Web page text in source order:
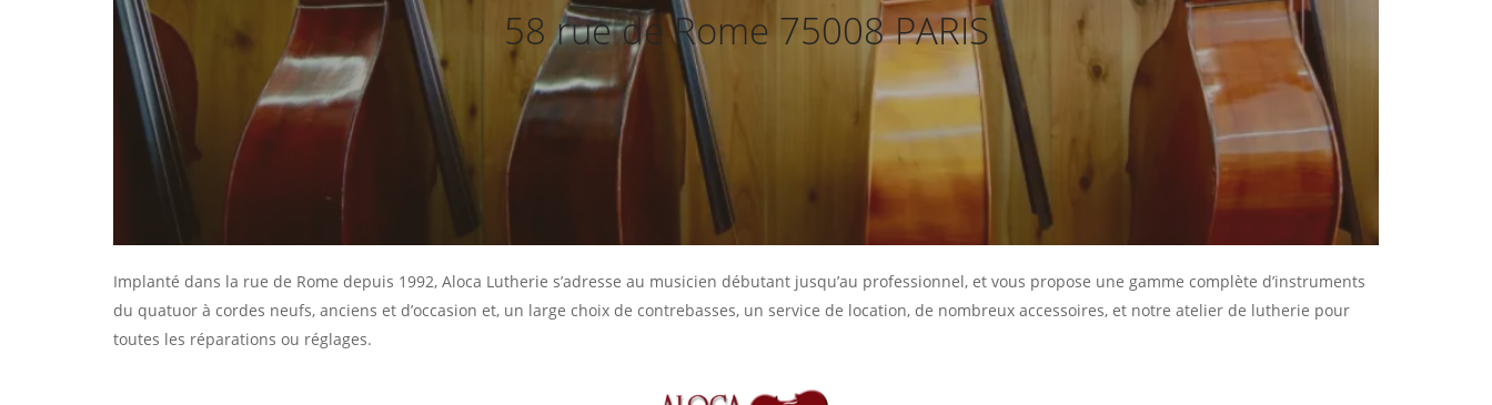
58 rue de Rome 75008 PARIS
Implanté dans la rue de Rome depuis 1992, Aloca Lutherie s’adresse au musicien débutant jusqu’au professionnel, et vous propose une gamme complète d’instruments
du quatuor à cordes neufs, anciens et d’occasion et, un large choix de contrebasses, un service de location, de nombreux accessoires, et notre atelier de lutherie pour
toutes les réparations ou réglages.